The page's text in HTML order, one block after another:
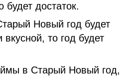
будет достаток.
Новый год будет
вкусной, то год будет
в Старый Новый год,